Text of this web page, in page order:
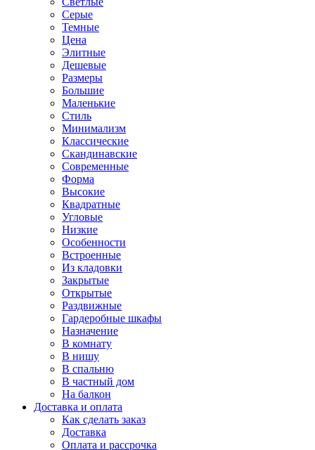
Серые
Темные
Цена
Элитные
Дешевые
Размеры
Большие
Маленькие
Стиль
Минимализм
Классические
Скандинавские
Современные
Форма
Высокие
Квадратные
Угловые
Низкие
Особенности
Встроенные
Из кладовки
Закрытые
Открытые
Раздвижные
Гардеробные шкафы
Назначение
В комнату
В нишу
В спальню
В частный дом
На балкон
Доставка и оплата
Как сделать заказ
Доставка
Оплата и рассрочка